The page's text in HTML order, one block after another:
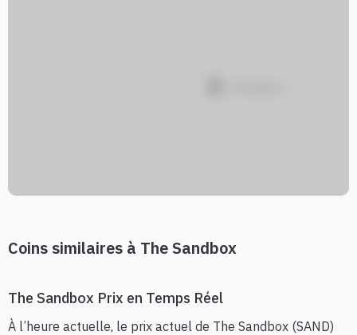
Coins similaires à The Sandbox
The Sandbox Prix en Temps Réel
À l’heure actuelle, le prix actuel de The Sandbox (SAND)